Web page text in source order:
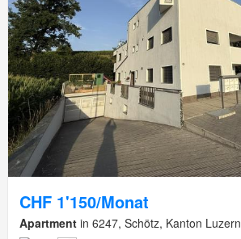
CHF 1'150/Monat
Apartment in 6247, Schötz, Kanton Luzern